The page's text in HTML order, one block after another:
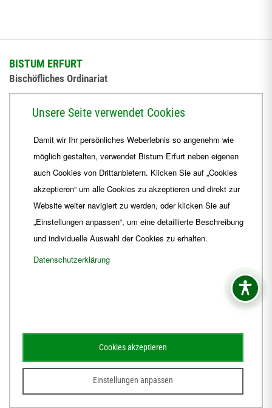
BISTUM ERFURT
Bischöfliches Ordinariat
+49 361 6572-444
ordinariat Bistum-Erfurt.de
Schematismus Amtsblatt
© 2026Webdesign für Jena von der DATA HORIZON Digitalagentur
Unsere Seite verwendet Cookies
Damit wir Ihr persönliches Weberlebnis so angenehm wie
möglich gestalten, verwendet Bistum Erfurt neben eigenen
auch Cookies von Drittanbietern. Klicken Sie auf „Cookies
akzeptieren“ um alle Cookies zu akzeptieren und direkt zur
Website weiter navigiert zu werden, oder klicken Sie auf
„Einstellungen anpassen“, um eine detaillierte Beschreibung
und individuelle Auswahl der Cookies zu erhalten.
Datenschutzerklärung
Einstellungen anpassen
Cookies akzeptieren